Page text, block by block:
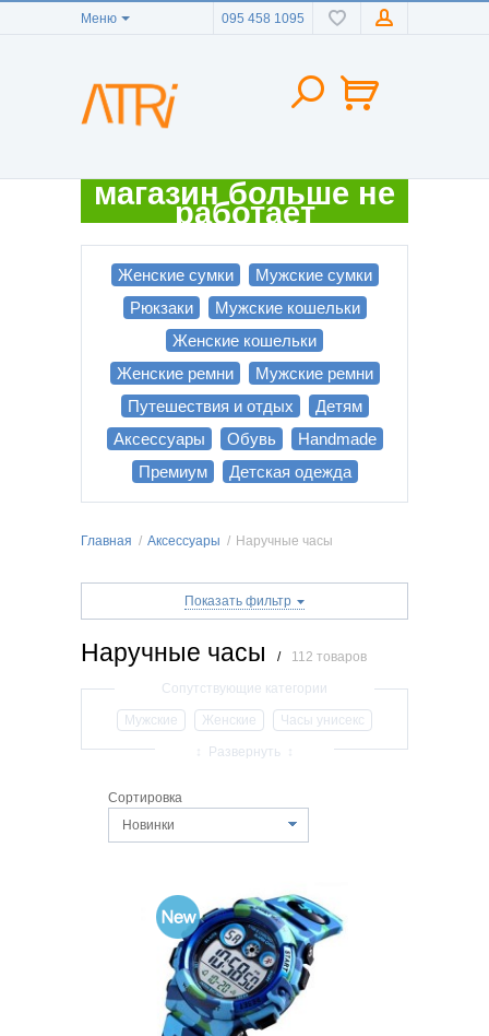
Меню 095 458 1095
магазин больше не
работает
Женские сумки
Мужские сумки
Рюкзаки
Мужские кошельки
Женские кошельки
Женские ремни
Мужские ремни
Путешествия и отдых
Детям
Аксессуары
Обувь
Handmade
Премиум
Детская одежда
Главная / Аксессуары / Наручные часы
Показать фильтр
Наручные часы / 112 товаров
Мужские Женские
Часы унисекс
Умные/smart часы
Водонепроницаемые
Модные часы
Дизайнерские часы
Кварцевые
На кожаном ремешке
Украинского производства
Ремешки и браслеты
Подарочные коробки на часы
↕ Развернуть ↕
Сортировка
Новинки